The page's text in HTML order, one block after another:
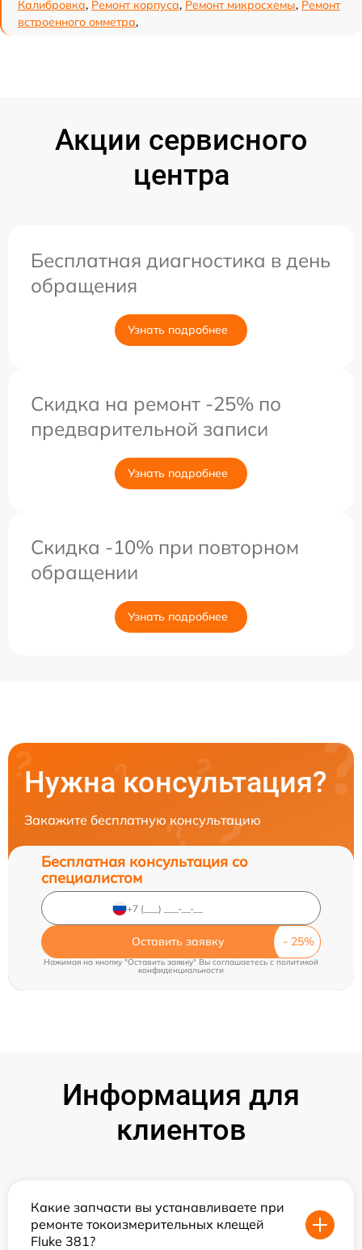
Калибровка, Ремонт корпуса, Ремонт микросхемы, Ремонт
встроенного омметра,
Акции сервисного
центра
Бесплатная диагностика в день
обращения
Узнать подробнее
Скидка на ремонт -25% по
предварительной записи
Узнать подробнее
Скидка -10% при повторном
обращении
Узнать подробнее
Нужна консультация?
Закажите бесплатную консультацию
Бесплатная консультация со
специалистом
Оставить заявку
Нажимая на кнопку "Оставить заявку" Вы соглашаетесь cполитикой
конфиденциальности
Информация для
клиентов
Какие запчасти вы устанавливаете при
ремонте токоизмерительных клещей
Fluke 381?